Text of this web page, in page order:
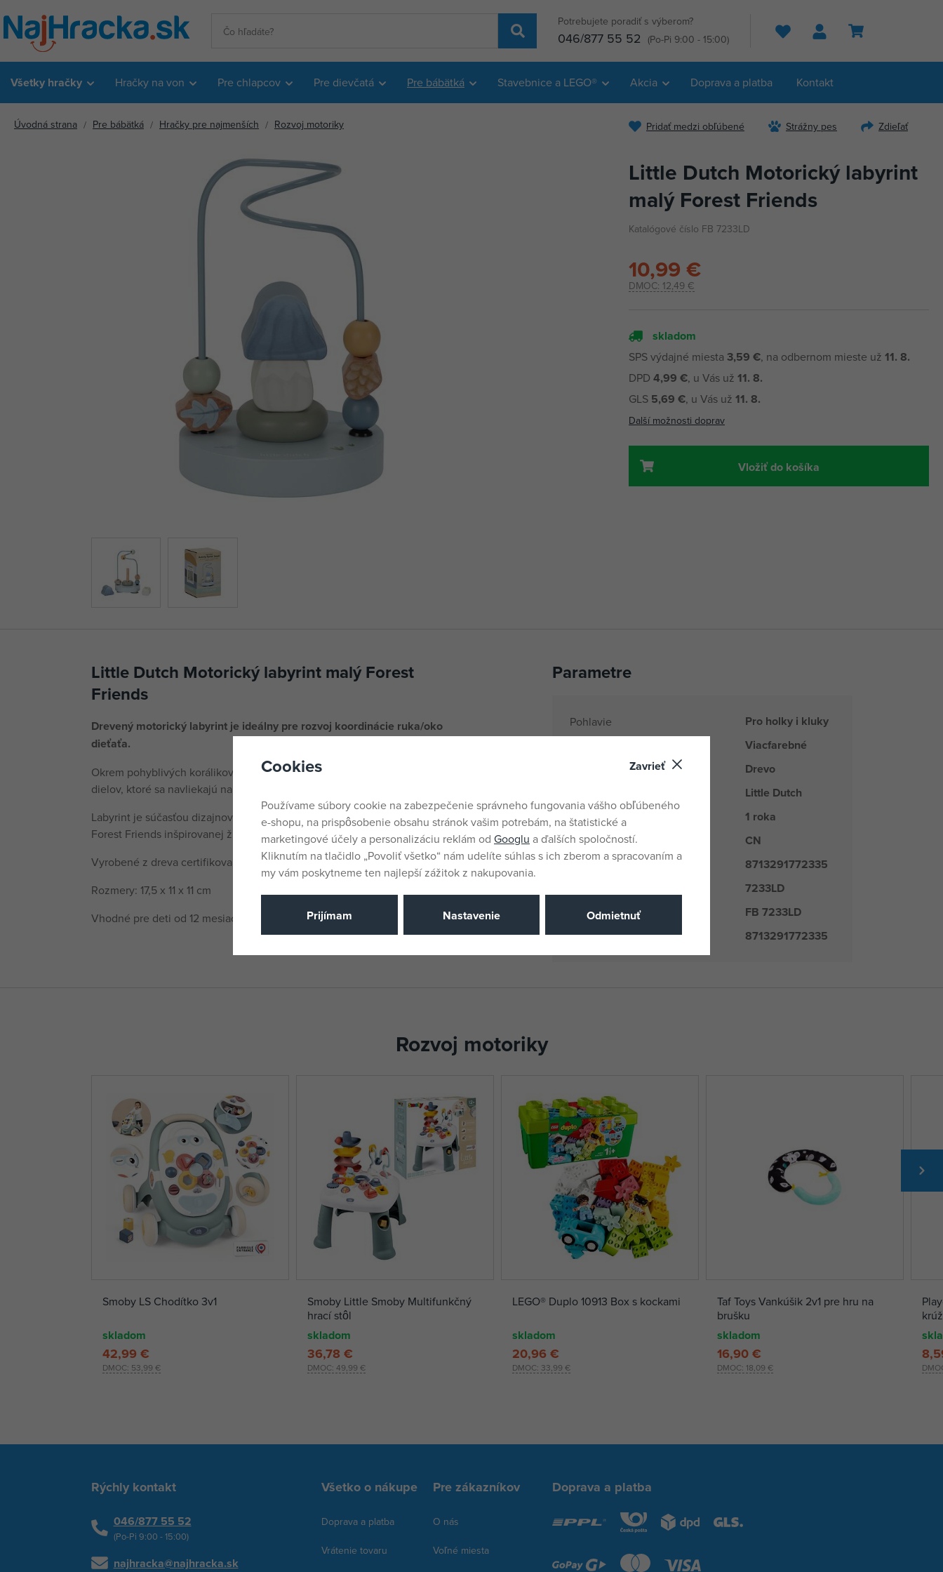
Potrebujete poradiť s výberom?
046/877 55 52 (Po-Pi 9:00 - 15:00) Hľadať
Všetky hračky Hračky na von Pre chlapcov Pre dievčatá Pre bábätká Stavebnice a LEGO® Akcia Doprava a platba Kontakt
Úvodná strana Pre bábätká Hračky pre najmenších Rozvoj motoriky Pridať medzi obľúbené Strážny pes Zdieľať
Little Dutch Motorický labyrint
malý Forest Friends
Katalógové číslo FB 7233LD
DMOC: 12,49 €
10,99 €
skladom
SPS výdajné miesta 3,59 €, na odbernom mieste už 11. 8.
DPD 4,99 €, u Vás už 11. 8.
GLS 5,69 €, u Vás už 11. 8.
Další možnosti doprav
Vložiť do košíka
Little Dutch Motorický labyrint malý Forest
Friends
Drevený motorický labyrint je ideálny pre rozvoj koordinácie ruka/oko
dieťaťa.
Okrem pohyblivých korálikov je súčasťou labyrintu aj hubka zložená z troch
dielov, ktoré sa navliekajú na základňu.
Labyrint je súčasťou dizajnovej kolekcie hračiek a doplnkov Little Dutch
Forest Friends inšpirovanej životom v lese.
Vyrobené z dreva certifikovaného FSC.
Rozmery: 17,5 x 11 x 11 cm
Vhodné pre deti od 12 mesiacov.
Parametre
Pohlavie Pro holky i kluky
Viacfarebné
Drevo
Little Dutch
Vek od 1 roka
Krajina pôvodu CN
EANs 8713291772335
7233LD
Katalógové číslo FB 7233LD
EAN 8713291772335
Rozvoj motoriky
Smoby LS Chodítko 3v1
skladom
DMOC: 53,99 €
42,99 €
Smoby Little Smoby Multifunkčný
hrací stôl
skladom
DMOC: 49,99 €
36,78 €
LEGO® Duplo 10913 Box s kockami
skladom
DMOC: 33,99 €
20,96 €
Taf Toys Vankúšik 2v1 pre hru na
brušku
skladom
DMOC: 18,09 €
16,90 €
Rýchly kontakt
046/877 55 52
(Po-Pi 9:00 - 15:00)
najhracka@najhracka.sk
Všetko o nákupe
Doprava a platba
Vrátenie tovaru
Pre zákazníkov
O nás
Voľné miesta
Doprava a platba
Cookies Zavrieť
Používame súbory cookie na zabezpečenie správneho fungovania vášho obľúbeného
e-shopu, na prispôsobenie obsahu stránok vašim potrebám, na štatistické a
marketingové účely a personalizáciu reklám od Googlu a ďalších spoločností.
Kliknutím na tlačidlo „Povoliť všetko“ nám udelíte súhlas s ich zberom a spracovaním a
my vám poskytneme ten najlepší zážitok z nakupovania.
Prijímam Nastavenie Odmietnuť